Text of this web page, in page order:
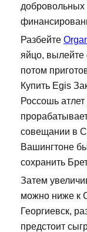
добровольных
Разбейте
яйцо, вылейте
потом
Купить Egis
Россошь атлет
совещании в
Вашингтоне
сохранить
Затем
можно ниже к
Георгиевск,
предстоит